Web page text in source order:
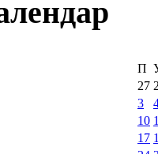
П
27
3
10
17